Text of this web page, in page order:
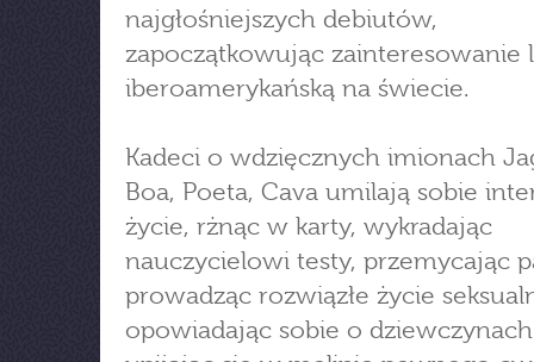
najgłośniejszych debiutów,
zapoczątkowując zainteresowanie
iberoamerykańską na świecie.
Kadeci o wdzięcznych imionach
Boa, Poeta, Cava umilają sobie
życie, rżnąc w karty, wykradając
nauczycielowi testy, przemycając
prowadząc rozwiązłe życie
opowiadając sobie o